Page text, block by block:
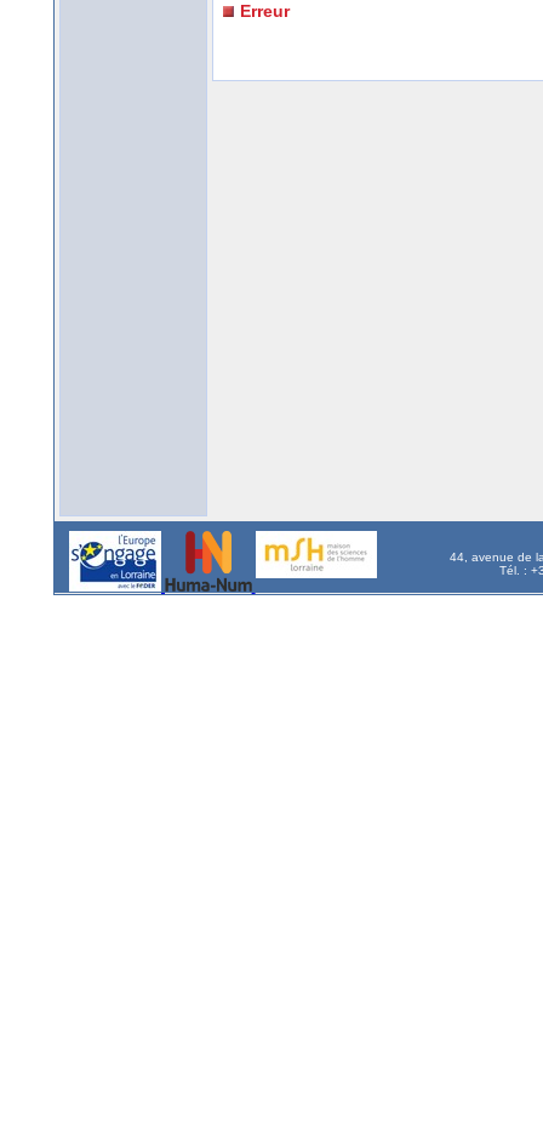
Erreur
44, avenue de
Tél. :